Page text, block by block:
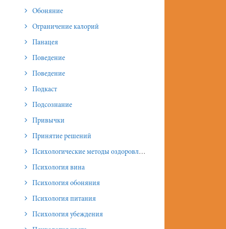
Обоняние
Ограничение калорий
Панацея
Поведение
Поведение
Подкаст
Подсознание
Привычки
Принятие решений
Психологические методы оздоровления и омоложения
Психология вина
Психология обоняния
Психология питания
Психология убеждения